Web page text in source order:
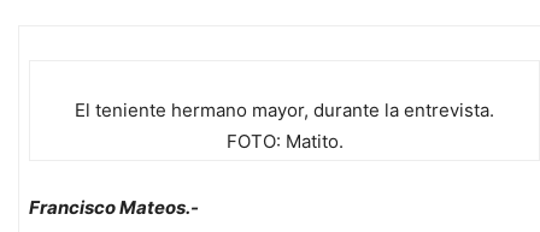
El teniente hermano mayor, durante la entrevista.
FOTO: Matito.
Francisco Mateos.-